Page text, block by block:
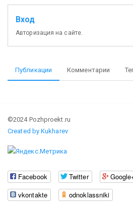
Вход
Авторизация на сайте.
Публикации Комментарии
©2024 Pozhproekt.ru
Created by Kukharev
Facebook Twitter
vkontakte
odnoklassniki